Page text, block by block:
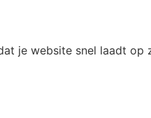
je website snel laadt op